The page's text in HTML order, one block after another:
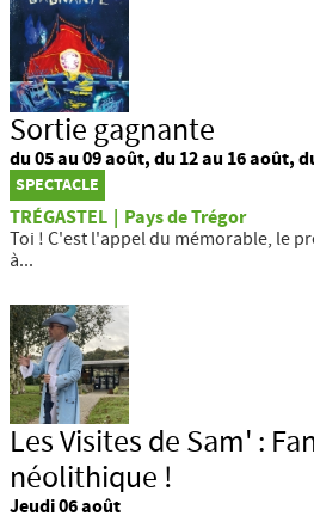
Sortie gagnante
du 05 au 09 août, du 12 au 16 août,
SPECTACLE
TRÉGASTEL
Pays de Trégor
Toi ! C'est l'appel du mémorable, le
à...
Les Visites de Sam' :
néolithique !
Jeudi 06 août